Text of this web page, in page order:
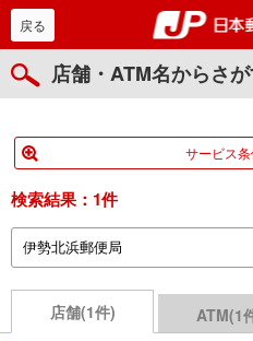
戻る
店舗・ATM名からさ
サービス
検索結果： 1件
店舗(1件) ATM(1